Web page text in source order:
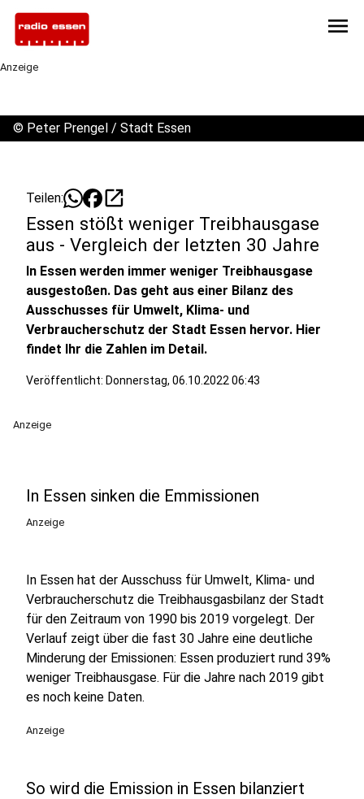
menu
Anzeige
© Peter Prengel / Stadt Essen
Teilen: open_in_new
Essen stößt weniger Treibhausgase
aus - Vergleich der letzten 30 Jahre
In Essen werden immer weniger Treibhausgase
ausgestoßen. Das geht aus einer Bilanz des
Ausschusses für Umwelt, Klima- und
Verbraucherschutz der Stadt Essen hervor. Hier
findet Ihr die Zahlen im Detail.
Veröffentlicht: Donnerstag, 06.10.2022 06:43
Anzeige
In Essen sinken die Emmissionen
Anzeige
In Essen hat der Ausschuss für Umwelt, Klima- und
Verbraucherschutz die Treibhausgasbilanz der Stadt
für den Zeitraum von 1990 bis 2019 vorgelegt. Der
Verlauf zeigt über die fast 30 Jahre eine deutliche
Minderung der Emissionen: Essen produziert rund 39%
weniger Treibhausgase. Für die Jahre nach 2019 gibt
es noch keine Daten.
Anzeige
So wird die Emission in Essen bilanziert